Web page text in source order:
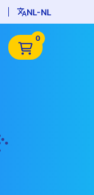
NL-NL
0